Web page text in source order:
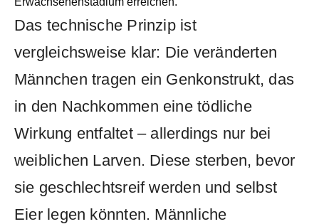
Das technische Prinzip ist
vergleichsweise klar: Die veränderten
Männchen tragen ein Genkonstrukt, das
in den Nachkommen eine tödliche
Wirkung entfaltet – allerdings nur bei
weiblichen Larven. Diese sterben, bevor
sie geschlechtsreif werden und selbst
Eier legen könnten. Männliche